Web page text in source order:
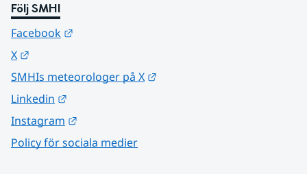
Följ SMHI
Facebook
X
SMHIs meteorologer på X
Linkedin
Instagram
Policy för sociala medier